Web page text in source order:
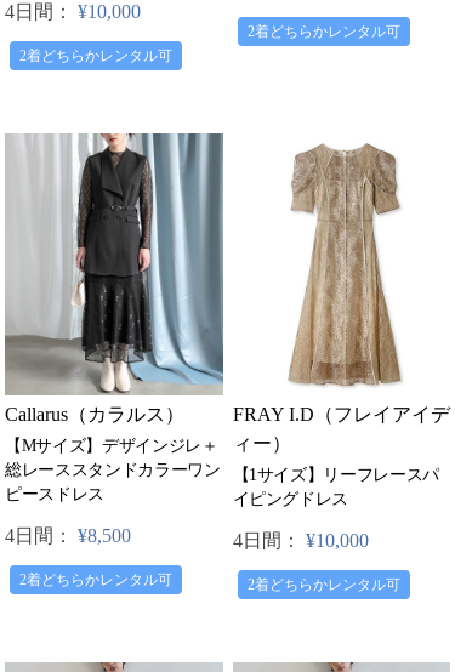
4日間： ¥10,000
2着どちらかレンタル可
2着どちらかレンタル可
Callarus（カラルス）
【Mサイズ】デザインジレ＋
総レーススタンドカラーワン
ピースドレス
4日間： ¥8,500
2着どちらかレンタル可
FRAY I.D（フレイアイデ
ィー）
【1サイズ】リーフレースパ
イピングドレス
4日間： ¥10,000
2着どちらかレンタル可